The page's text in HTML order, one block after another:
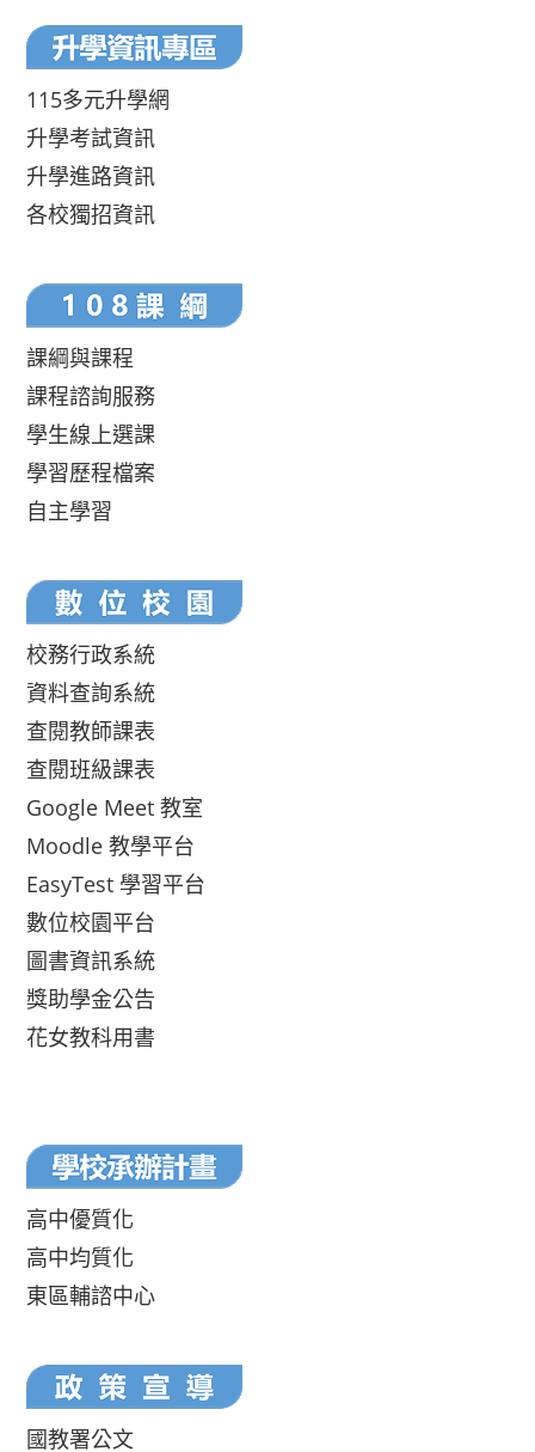
115多元升學網
升學考試資訊
升學進路資訊
各校獨招資訊
課綱與課程
課程諮詢服務
學生線上選課
學習歷程檔案
自主學習
校務行政系統
資料查詢系統
查閱教師課表
查閱班級課表
Google Meet 教室
Moodle 教學平台
EasyTest 學習平台
數位校園平台
圖書資訊系統
獎助學金公告
花女教科用書
高中優質化
高中均質化
東區輔諮中心
國教署公文